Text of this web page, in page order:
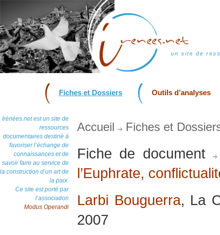
un site de
Fiches et Dossiers Outils d’analyses
Irénées.net est un site de
ressources
documentaires destiné à
favoriser l’échange de
connaissances et de
savoir faire au service de
la construction d’un art de
la paix.
Ce site est porté par
l’association
Modus Operandi
Accueil Fiches et
Fiche de document
l’Euphrate,
Larbi Bouguerra, La
2007